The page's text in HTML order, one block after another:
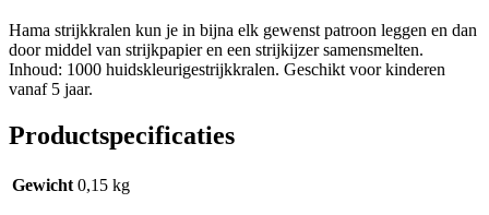
Hama strijkkralen kun je in bijna elk gewenst patroon leggen en dan
door middel van strijkpapier en een strijkijzer samensmelten.
Inhoud: 1000 huidskleurigestrijkkralen. Geschikt voor kinderen
vanaf 5 jaar.
Productspecificaties
Gewicht 0,15 kg